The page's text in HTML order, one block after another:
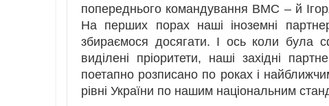
попереднього командування ВМС – й
На перших порах наші іноземні
збираємося досягати. І ось коли була
виділені пріоритети, наші західні
поетапно розписано по роках і
рівні України по нашим національним